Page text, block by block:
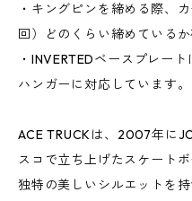
・キングピンを締める際、
回）どのくらい締めているか
・INVERTEDベースプレー
ハンガーに対応しています。
ACE TRUCKは、2007年に
スコで立ち上げたスケート
独特の美しいシルエットを